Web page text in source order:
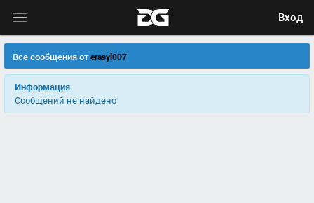
Вход
Все сообщения отerasyl007
Информация
Сообщений не найдено